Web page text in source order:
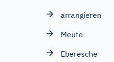
arrangieren
Meute
Eberesche